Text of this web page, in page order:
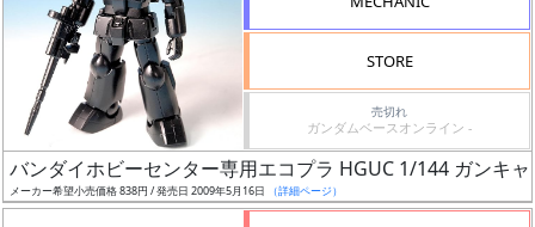
定
し
た
店
STORE
売切れ
ガンダムベースオンライン -
バンダイホビーセンター専用エコプラ HGUC 1/144 ガンキ
メーカー希望小売価格 838円 / 発売日 2009年5月16日 （詳細ページ）